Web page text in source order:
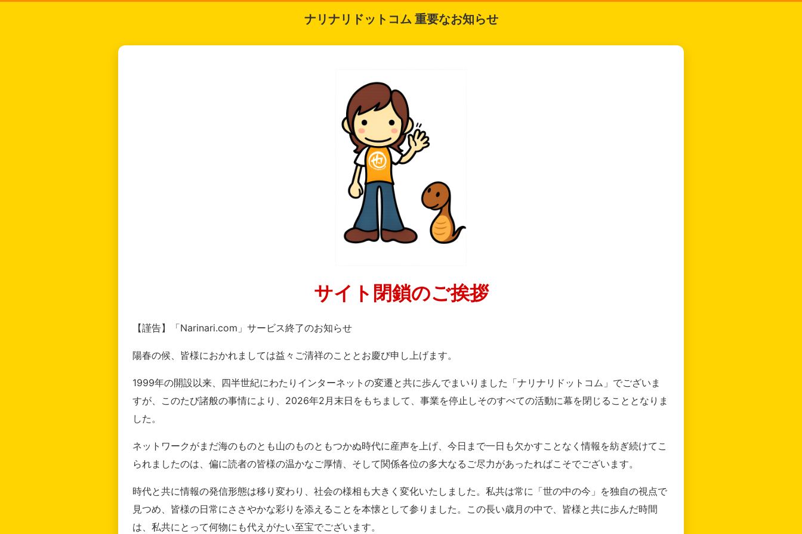
ナリナリドットコム 重要なお知らせ
サイト閉鎖のご挨拶
【謹告】「Narinari.com」サービス終了のお知らせ
陽春の候、皆様におかれましては益々ご清祥のこととお慶び申し上げます。
1999年の開設以来、四半世紀にわたりインターネットの変遷と共に歩んでまいりました「ナリナリドットコム」でございま
すが、このたび諸般の事情により、2026年2月末日をもちまして、事業を停止しそのすべての活動に幕を閉じることとなりま
した。
ネットワークがまだ海のものとも山のものともつかぬ時代に産声を上げ、今日まで一日も欠かすことなく情報を紡ぎ続けてこ
られましたのは、偏に読者の皆様の温かなご厚情、そして関係各位の多大なるご尽力があったればこそでございます。
時代と共に情報の発信形態は移り変わり、社会の様相も大きく変化いたしました。私共は常に「世の中の今」を独自の視点で
見つめ、皆様の日常にささやかな彩りを添えることを本懐として参りました。この長い歳月の中で、皆様と共に歩んだ時間
は、私共にとって何物にも代えがたい至宝でございます。